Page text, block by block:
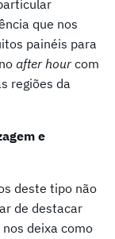
que nos
painéis para
after hour com
regiões da
e
deste tipo não
de destacar
deixa como